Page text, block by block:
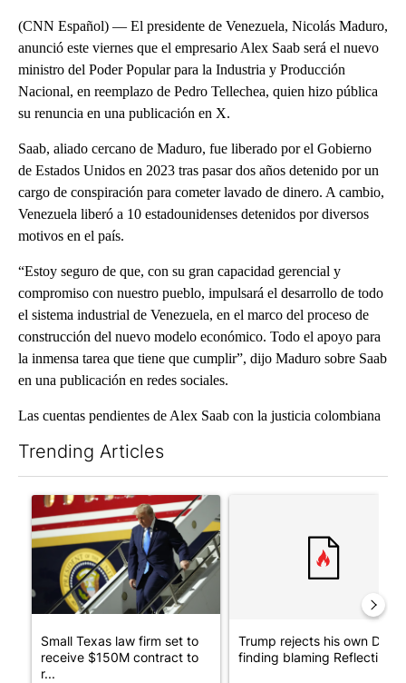
(CNN Español) — El presidente de Venezuela, Nicolás Maduro,
anunció este viernes que el empresario Alex Saab será el nuevo
ministro del Poder Popular para la Industria y Producción
Nacional, en reemplazo de Pedro Tellechea, quien hizo pública
su renuncia en una publicación en X.
Saab, aliado cercano de Maduro, fue liberado por el Gobierno
de Estados Unidos en 2023 tras pasar dos años detenido por un
cargo de conspiración para cometer lavado de dinero. A cambio,
Venezuela liberó a 10 estadounidenses detenidos por diversos
motivos en el país.
“Estoy seguro de que, con su gran capacidad gerencial y
compromiso con nuestro pueblo, impulsará el desarrollo de todo
el sistema industrial de Venezuela, en el marco del proceso de
construcción del nuevo modelo económico. Todo el apoyo para
la inmensa tarea que tiene que cumplir”, dijo Maduro sobre Saab
en una publicación en redes sociales.
Las cuentas pendientes de Alex Saab con la justicia colombiana
Trending Articles
A trending article titled "Small Texas law firm set to receive
Small Texas law firm set to
receive $150M contract to
r...
Trump rejects his own DOJ’s
finding blaming Reflecting